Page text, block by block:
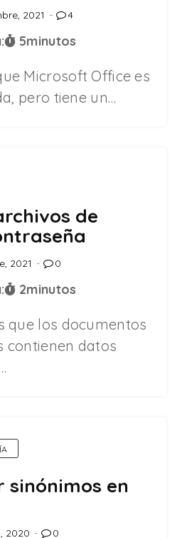
2021 4
5minutos
Microsoft Office es
pero tiene un…
de
2021 0
2minutos
que los documentos
contienen datos
sinónimos en
2020 0